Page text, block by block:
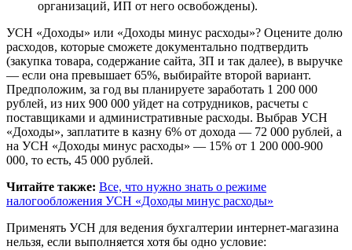
организаций, ИП от него освобождены).
УСН «Доходы» или «Доходы минус расходы»? Оцените долю
расходов, которые сможете документально подтвердить
(закупка товара, содержание сайта, ЗП и так далее), в выручке
— если она превышает 65%, выбирайте второй вариант.
Предположим, за год вы планируете заработать 1 200 000
рублей, из них 900 000 уйдет на сотрудников, расчеты с
поставщиками и административные расходы. Выбрав УСН
«Доходы», заплатите в казну 6% от дохода — 72 000 рублей, а
на УСН «Доходы минус расходы» — 15% от 1 200 000-900
000, то есть, 45 000 рублей.
Читайте также: Все, что нужно знать о режиме
налогообложения УСН «Доходы минус расходы»
Применять УСН для ведения бухгалтерии интернет-магазина
нельзя, если выполняется хотя бы одно условие: